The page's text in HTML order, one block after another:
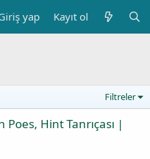
yap Kayıt ol
Filtreler
Hint Tanrıçası |